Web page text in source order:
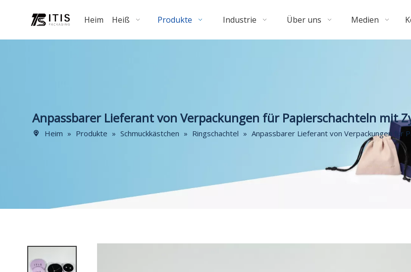
Heim Heiß Produkte Industrie Über uns Medien
Anpassbarer Lieferant von Verpackungen für Papierschachteln mit
Heim » Produkte » Schmuckkästchen » Ringschachtel » Anpassbarer Lieferant von Verpackungen für